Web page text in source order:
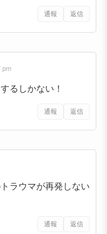
通報 返信
pm
るしかない！
通報 返信
ラウマが再発しない
通報 返信